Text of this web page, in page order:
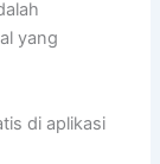
yang
di aplikasi